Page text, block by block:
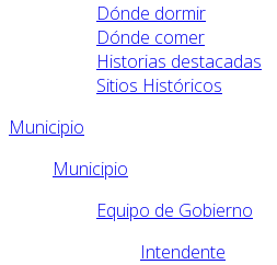
Dónde dormir
Dónde comer
Historias destacadas
Sitios Históricos
Municipio
Municipio
Equipo de Gobierno
Intendente